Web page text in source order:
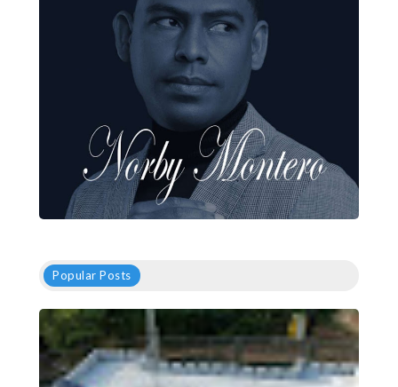
Popular Posts